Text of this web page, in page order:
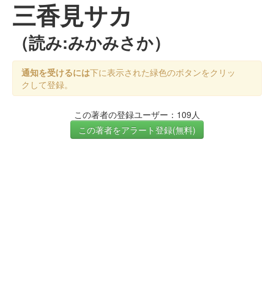
三香見サカ
（読み:みかみさか）
通知を受けるには下に表示された緑色のボタンをクリッ
クして登録。
この著者の登録ユーザー：109人
この著者をアラート登録(無料)